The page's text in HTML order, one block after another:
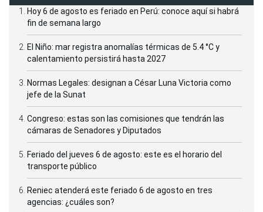
Hoy 6 de agosto es feriado en Perú: conoce aquí si habrá
fin de semana largo
El Niño: mar registra anomalías térmicas de 5.4 °C y
calentamiento persistirá hasta 2027
Normas Legales: designan a César Luna Victoria como
jefe de la Sunat
Congreso: estas son las comisiones que tendrán las
cámaras de Senadores y Diputados
Feriado del jueves 6 de agosto: este es el horario del
transporte público
Reniec atenderá este feriado 6 de agosto en tres
agencias: ¿cuáles son?